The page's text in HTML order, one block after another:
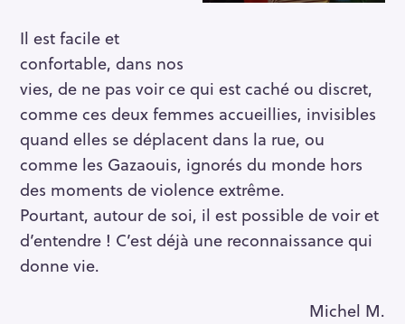
Il est facile et
confortable, dans nos
vies, de ne pas voir ce qui est caché ou discret,
comme ces deux femmes accueillies, invisibles
quand elles se déplacent dans la rue, ou
comme les Gazaouis, ignorés du monde hors
des moments de violence extrême.
Pourtant, autour de soi, il est possible de voir et
d’entendre ! C’est déjà une reconnaissance qui
donne vie.
Michel M.